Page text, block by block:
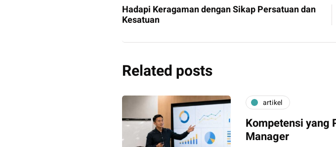
Hadapi Keragaman dengan Sikap Persatuan dan
Kesatuan
Related posts
artikel
Kompetensi yang
Manager